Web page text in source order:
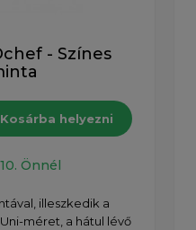
- Színes
Kosárba helyezni
Önnél
illeszkedik a
méret, a hátul lévő